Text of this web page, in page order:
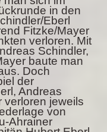
in den
Eberl
Fitzke/Mayer
verloren. Mit
Schindler,
baute man
Doch
der
Andreas
verloren jeweils
von
Ahrainer